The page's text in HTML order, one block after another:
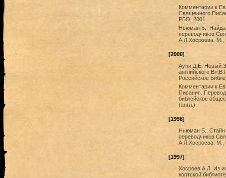
Комментарии к
Священного
РБО, 2001
Ньюман Б., Найда
переводчиков
А.Л.Хосроева. М.,
[2000]
Ауни Д.Е. Новый
английского
Российское
Комментарии к
Писания.
библейское
(англ.)
[1998]
Ньюман Б., Стайн
переводчиков
А.Л.Хосроева. М.,
[1997]
Хосроев А.Л. Из
коптской